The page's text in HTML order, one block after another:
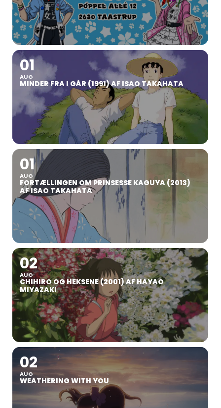
01
AUG
MINDER FRA I GÅR (1991) AF ISAO TAKAHATA
01
AUG
FORTÆLLINGEN OM PRINSESSE KAGUYA (2013)
AF ISAO TAKAHATA
02
AUG
CHIHIRO OG HEKSENE (2001) AF HAYAO
MIYAZAKI
02
AUG
WEATHERING WITH YOU